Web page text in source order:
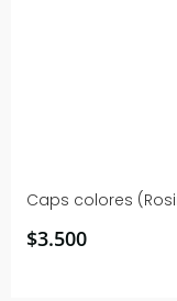
Caps colores
$3.500